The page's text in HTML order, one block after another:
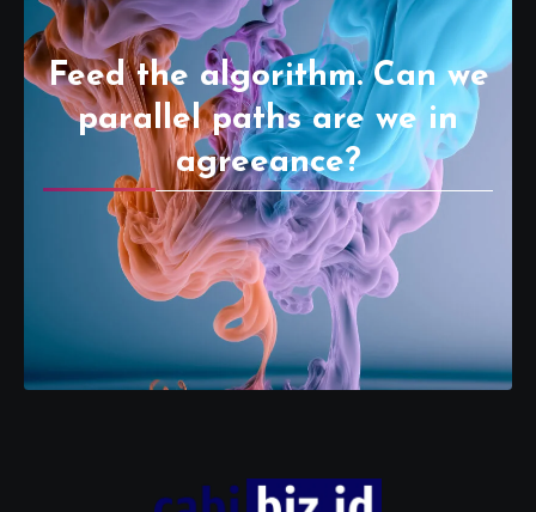
Feed the algorithm. Can we
parallel paths are we in
agreeance?